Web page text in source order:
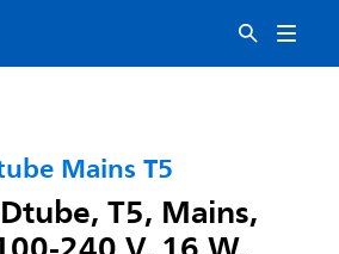
Mains T5
T5, Mains,